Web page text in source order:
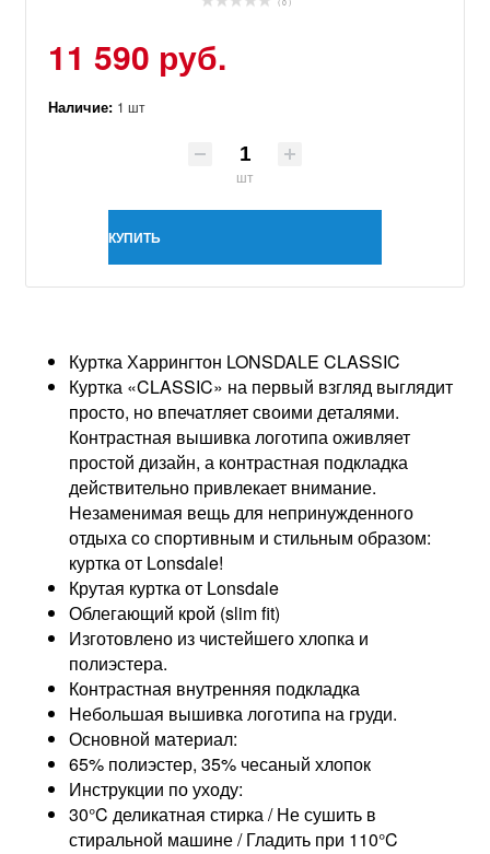
( 0 )
11 590 руб.
Наличие: 1 шт
шт
КУПИТЬ
Куртка Харрингтон LONSDALE CLASSIC
Куртка «CLASSIC» на первый взгляд выглядит
просто, но впечатляет своими деталями.
Контрастная вышивка логотипа оживляет
простой дизайн, а контрастная подкладка
действительно привлекает внимание.
Незаменимая вещь для непринужденного
отдыха со спортивным и стильным образом:
куртка от Lonsdale!
Крутая куртка от Lonsdale
Облегающий крой (slim fit)
Изготовлено из чистейшего хлопка и
полиэстера.
Контрастная внутренняя подкладка
Небольшая вышивка логотипа на груди.
Основной материал:
65% полиэстер, 35% чесаный хлопок
Инструкции по уходу:
30°C деликатная стирка / Не сушить в
стиральной машине / Гладить при 110°C